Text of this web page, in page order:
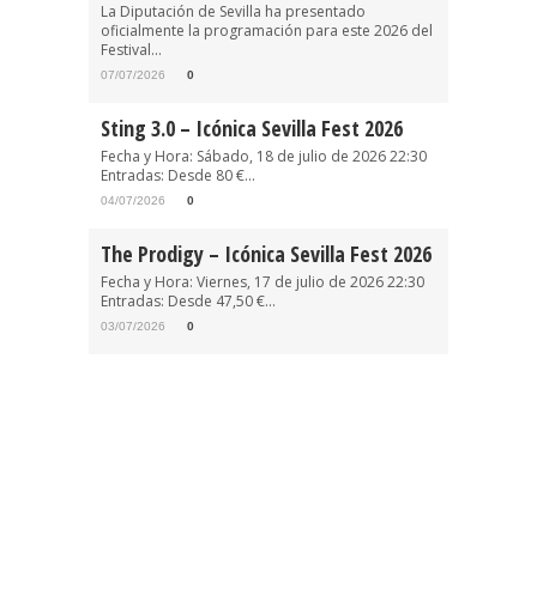
La Diputación de Sevilla ha presentado
oficialmente la programación para este 2026 del
Festival...
07/07/2026 0
Sting 3.0 – Icónica Sevilla Fest 2026
Fecha y Hora: Sábado, 18 de julio de 2026 22:30
Entradas: Desde 80 €...
04/07/2026 0
The Prodigy – Icónica Sevilla Fest 2026
Fecha y Hora: Viernes, 17 de julio de 2026 22:30
Entradas: Desde 47,50 €...
03/07/2026 0